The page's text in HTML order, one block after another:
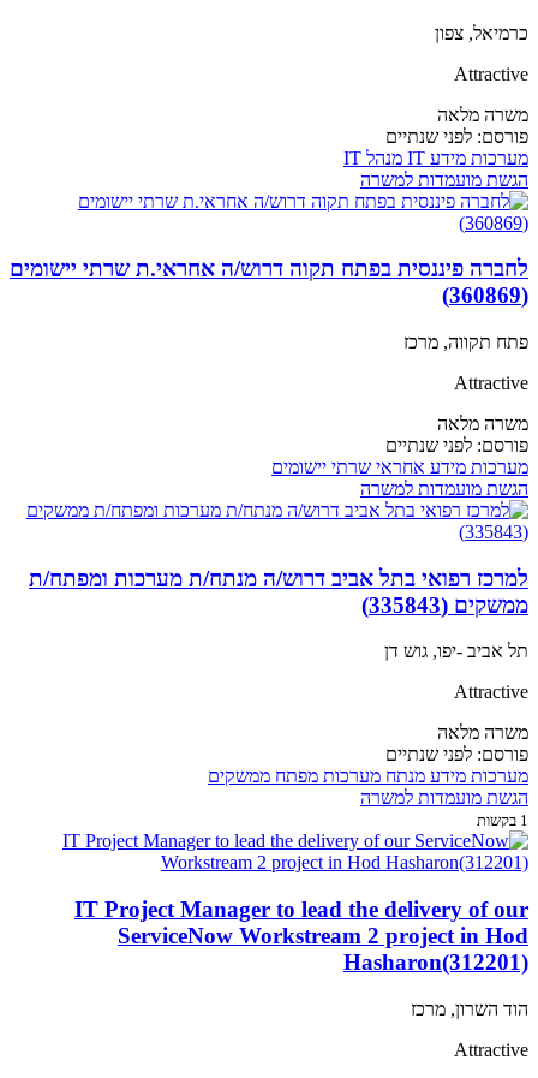
כרמיאל, צפון
Attractive
משרה מלאה
פורסם: לפני שנתיים
מערכות מידע IT מנהל IT
הגשת מועמדות למשרה
לחברה פיננסית בפתח תקוה דרוש/ה אחראי.ת שרתי יישומים
(360869)
פתח תקווה, מרכז
Attractive
משרה מלאה
פורסם: לפני שנתיים
מערכות מידע אחראי שרתי יישומים
הגשת מועמדות למשרה
למרכז רפואי בתל אביב דרוש/ה מנתח/ת מערכות ומפתח/ת
ממשקים (335843)
תל אביב -יפו, גוש דן
Attractive
משרה מלאה
פורסם: לפני שנתיים
מערכות מידע מנתח מערכות מפתח ממשקים
הגשת מועמדות למשרה
1 בקשות
IT Project Manager to lead the delivery of our
ServiceNow Workstream 2 project in Hod
Hasharon(312201)
הוד השרון, מרכז
Attractive